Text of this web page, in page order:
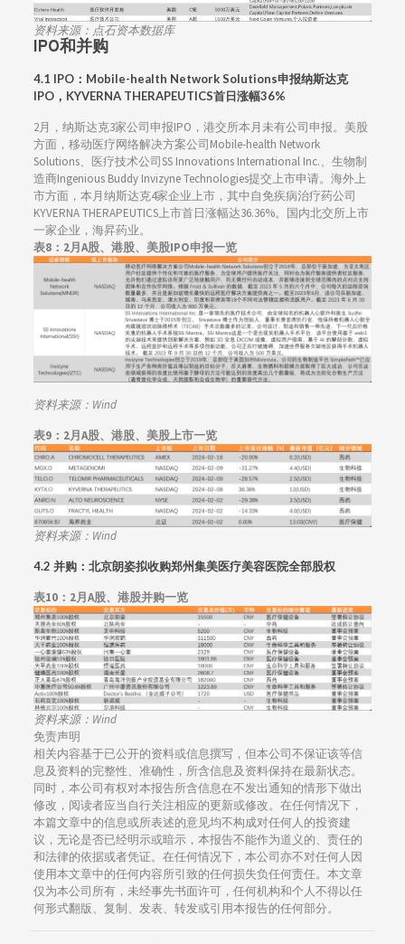
资料来源：点石资本数据库
IPO和并购
4.1 IPO：Mobile-health Network Solutions申报纳斯达克
IPO，KYVERNA THERAPEUTICS首日涨幅36%
2月，纳斯达克3家公司申报IPO，港交所本月未有公司申报。美股
方面，移动医疗网络解决方案公司Mobile-health Network
Solutions、医疗技术公司SS Innovations International Inc.、生物制
造商Ingenious Buddy Invizyne Technologies提交上市申请。海外上
市方面，本月纳斯达克4家企业上市，其中自免疾病治疗药公司
KYVERNA THERAPEUTICS上市首日涨幅达36.36%。国内北交所上市
一家企业，海昇药业。
表8：2月A股、港股、美股IPO申报一览
资料来源：Wind
表9：2月A股、港股、美股上市一览
资料来源：Wind
4.2 并购： 北京朗姿拟收购郑州集美医疗美容医院全部股权
表10： 2月A股、港股并购一览
资料来源：Wind
免责声明
相关内容基于已公开的资料或信息撰写，但本公司不保证该等信
息及资料的完整性、准确性，所含信息及资料保持在最新状态。
同时，本公司有权对本报告所含信息在不发出通知的情形下做出
修改，阅读者应当自行关注相应的更新或修改。在任何情况下，
本篇文章中的信息或所表述的意见均不构成对任何人的投资建
议，无论是否已经明示或暗示，本报告不能作为道义的、责任的
和法律的依据或者凭证。在任何情况下，本公司亦不对任何人因
使用本文章中的任何内容所引致的任何损失负任何责任。本文章
仅为本公司所有，未经事先书面许可，任何机构和个人不得以任
何形式翻版、复制、发表、转发或引用本报告的任何部分。